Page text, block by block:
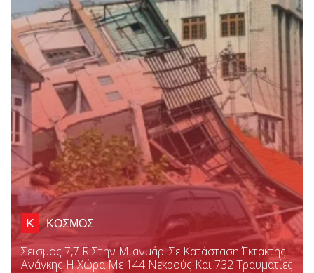
Κ ΚΟΣΜΟΣ
Σεισμός 7,7 R Στην Μιανμάρ: Σε Κατάσταση Έκτακτης
Ανάγκης Η Χώρα Με 144 Νεκρούς Και 732 Τραυματίες